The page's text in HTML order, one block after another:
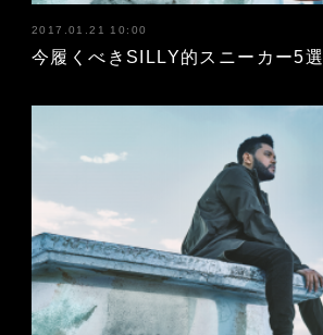
2017.01.21 10:00
今履くべきSILLY的スニーカー5選